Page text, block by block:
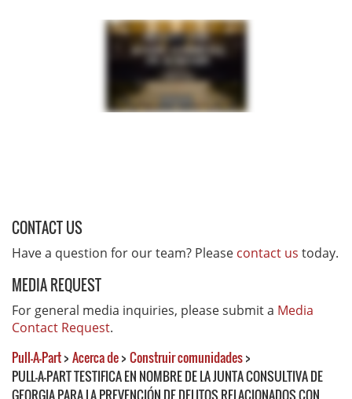
CONTACT US
Have a question for our team? Please contact us today.
MEDIA REQUEST
For general media inquiries, please submit a Media
Contact Request.
Pull-A-Part> Acerca de> Construir comunidades>
PULL-A-PART TESTIFICA EN NOMBRE DE LA JUNTA CONSULTIVA DE
GEORGIA PARA LA PREVENCIÓN DE DELITOS RELACIONADOS CON